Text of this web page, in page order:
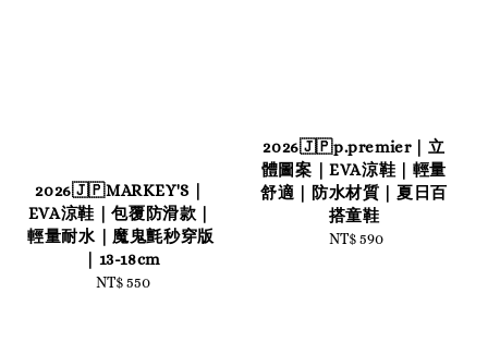
2026🇯🇵MARKEY'S｜
EVA涼鞋｜包覆防滑款｜
輕量耐水｜魔鬼氈秒穿版
｜13-18cm
Regular
NT$ 550
2026🇯🇵p.premier｜立
體圖案｜EVA涼鞋｜輕量
舒適｜防水材質｜夏日百
搭童鞋
Regular
NT$ 590